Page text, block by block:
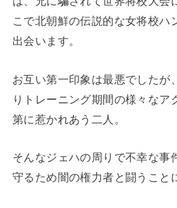
こで北朝鮮の伝説的な女将校ハ
出会います。
お互い第一印象は最悪でしたが
りトレーニング期間の様々なア
第に惹かれあう二人。
そんなジェハの周りで不幸な事
守るため闇の権力者と闘うこと